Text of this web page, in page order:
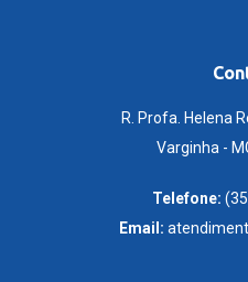
R. Profa. Helena
Varginha -
Telefone:
Email: